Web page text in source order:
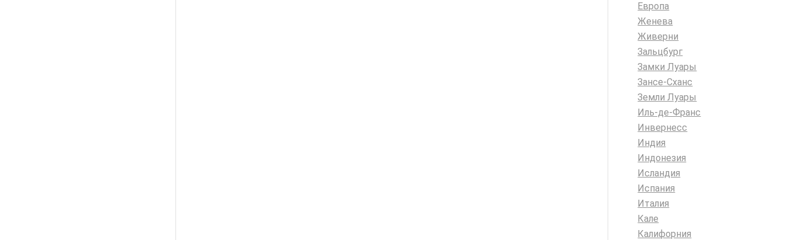
Европа
Женева
Живерни
Зальцбург
Замки Луары
Зансе-Сханс
Земли Луары
Иль-де-Франс
Инвернесс
Индия
Индонезия
Исландия
Испания
Италия
Кале
Калифорния